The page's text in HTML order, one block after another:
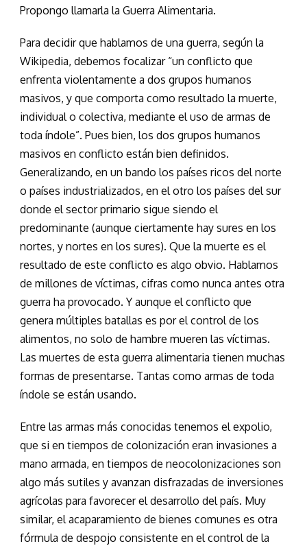
Propongo llamarla la Guerra Alimentaria.
Para decidir que hablamos de una guerra, según la
Wikipedia, debemos focalizar “un conflicto que
enfrenta violentamente a dos grupos humanos
masivos, y que comporta como resultado la muerte,
individual o colectiva, mediante el uso de armas de
toda índole”. Pues bien, los dos grupos humanos
masivos en conflicto están bien definidos.
Generalizando, en un bando los países ricos del norte
o países industrializados, en el otro los países del sur
donde el sector primario sigue siendo el
predominante (aunque ciertamente hay sures en los
nortes, y nortes en los sures). Que la muerte es el
resultado de este conflicto es algo obvio. Hablamos
de millones de víctimas, cifras como nunca antes otra
guerra ha provocado. Y aunque el conflicto que
genera múltiples batallas es por el control de los
alimentos, no solo de hambre mueren las víctimas.
Las muertes de esta guerra alimentaria tienen muchas
formas de presentarse. Tantas como armas de toda
índole se están usando.
Entre las armas más conocidas tenemos el expolio,
que si en tiempos de colonización eran invasiones a
mano armada, en tiempos de neocolonizaciones son
algo más sutiles y avanzan disfrazadas de inversiones
agrícolas para favorecer el desarrollo del país. Muy
similar, el acaparamiento de bienes comunes es otra
fórmula de despojo consistente en el control de la